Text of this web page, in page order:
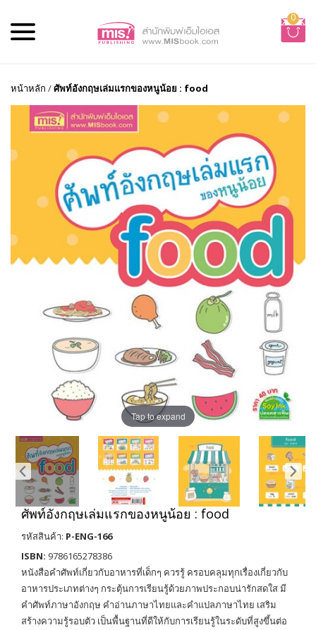
0
หน้าหลัก /ศัพท์อังกฤษเล่มแรกของหนูน้อย : food
Tap to expand
ศัพท์อังกฤษเล่มแรกของหนูน้อย : food
รหัสสินค้า: P-ENG-166
ISBN: 9786165278386
หนังสือคำศัพท์เกี่ยวกับอาหารที่เด็กๆ ควรรู้ ครอบคลุมทุกเรื่องเกี่ยวกับ
อาหารประเภทต่างๆ กระตุ้นการเรียนรู้ด้วยภาพประกอบน่ารักสดใส มี
คำศัพท์ภาษาอังกฤษ คำอ่านภาษาไทยและคำแปลภาษาไทย เสริม
สร้างความรู้รอบตัว เป็นพื้นฐานที่ดีให้กับการเรียนรู้ในระดับที่สูงขึ้นต่อ